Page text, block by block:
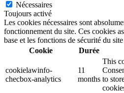
Nécessaires
Toujours activé
Les cookies nécessaires sont
fonctionnement du site. Ces cookies
base et les fonctions de sécurité du
Cookie
Durée
cookielawinfo-
checbox-analytics
11
months
This
to